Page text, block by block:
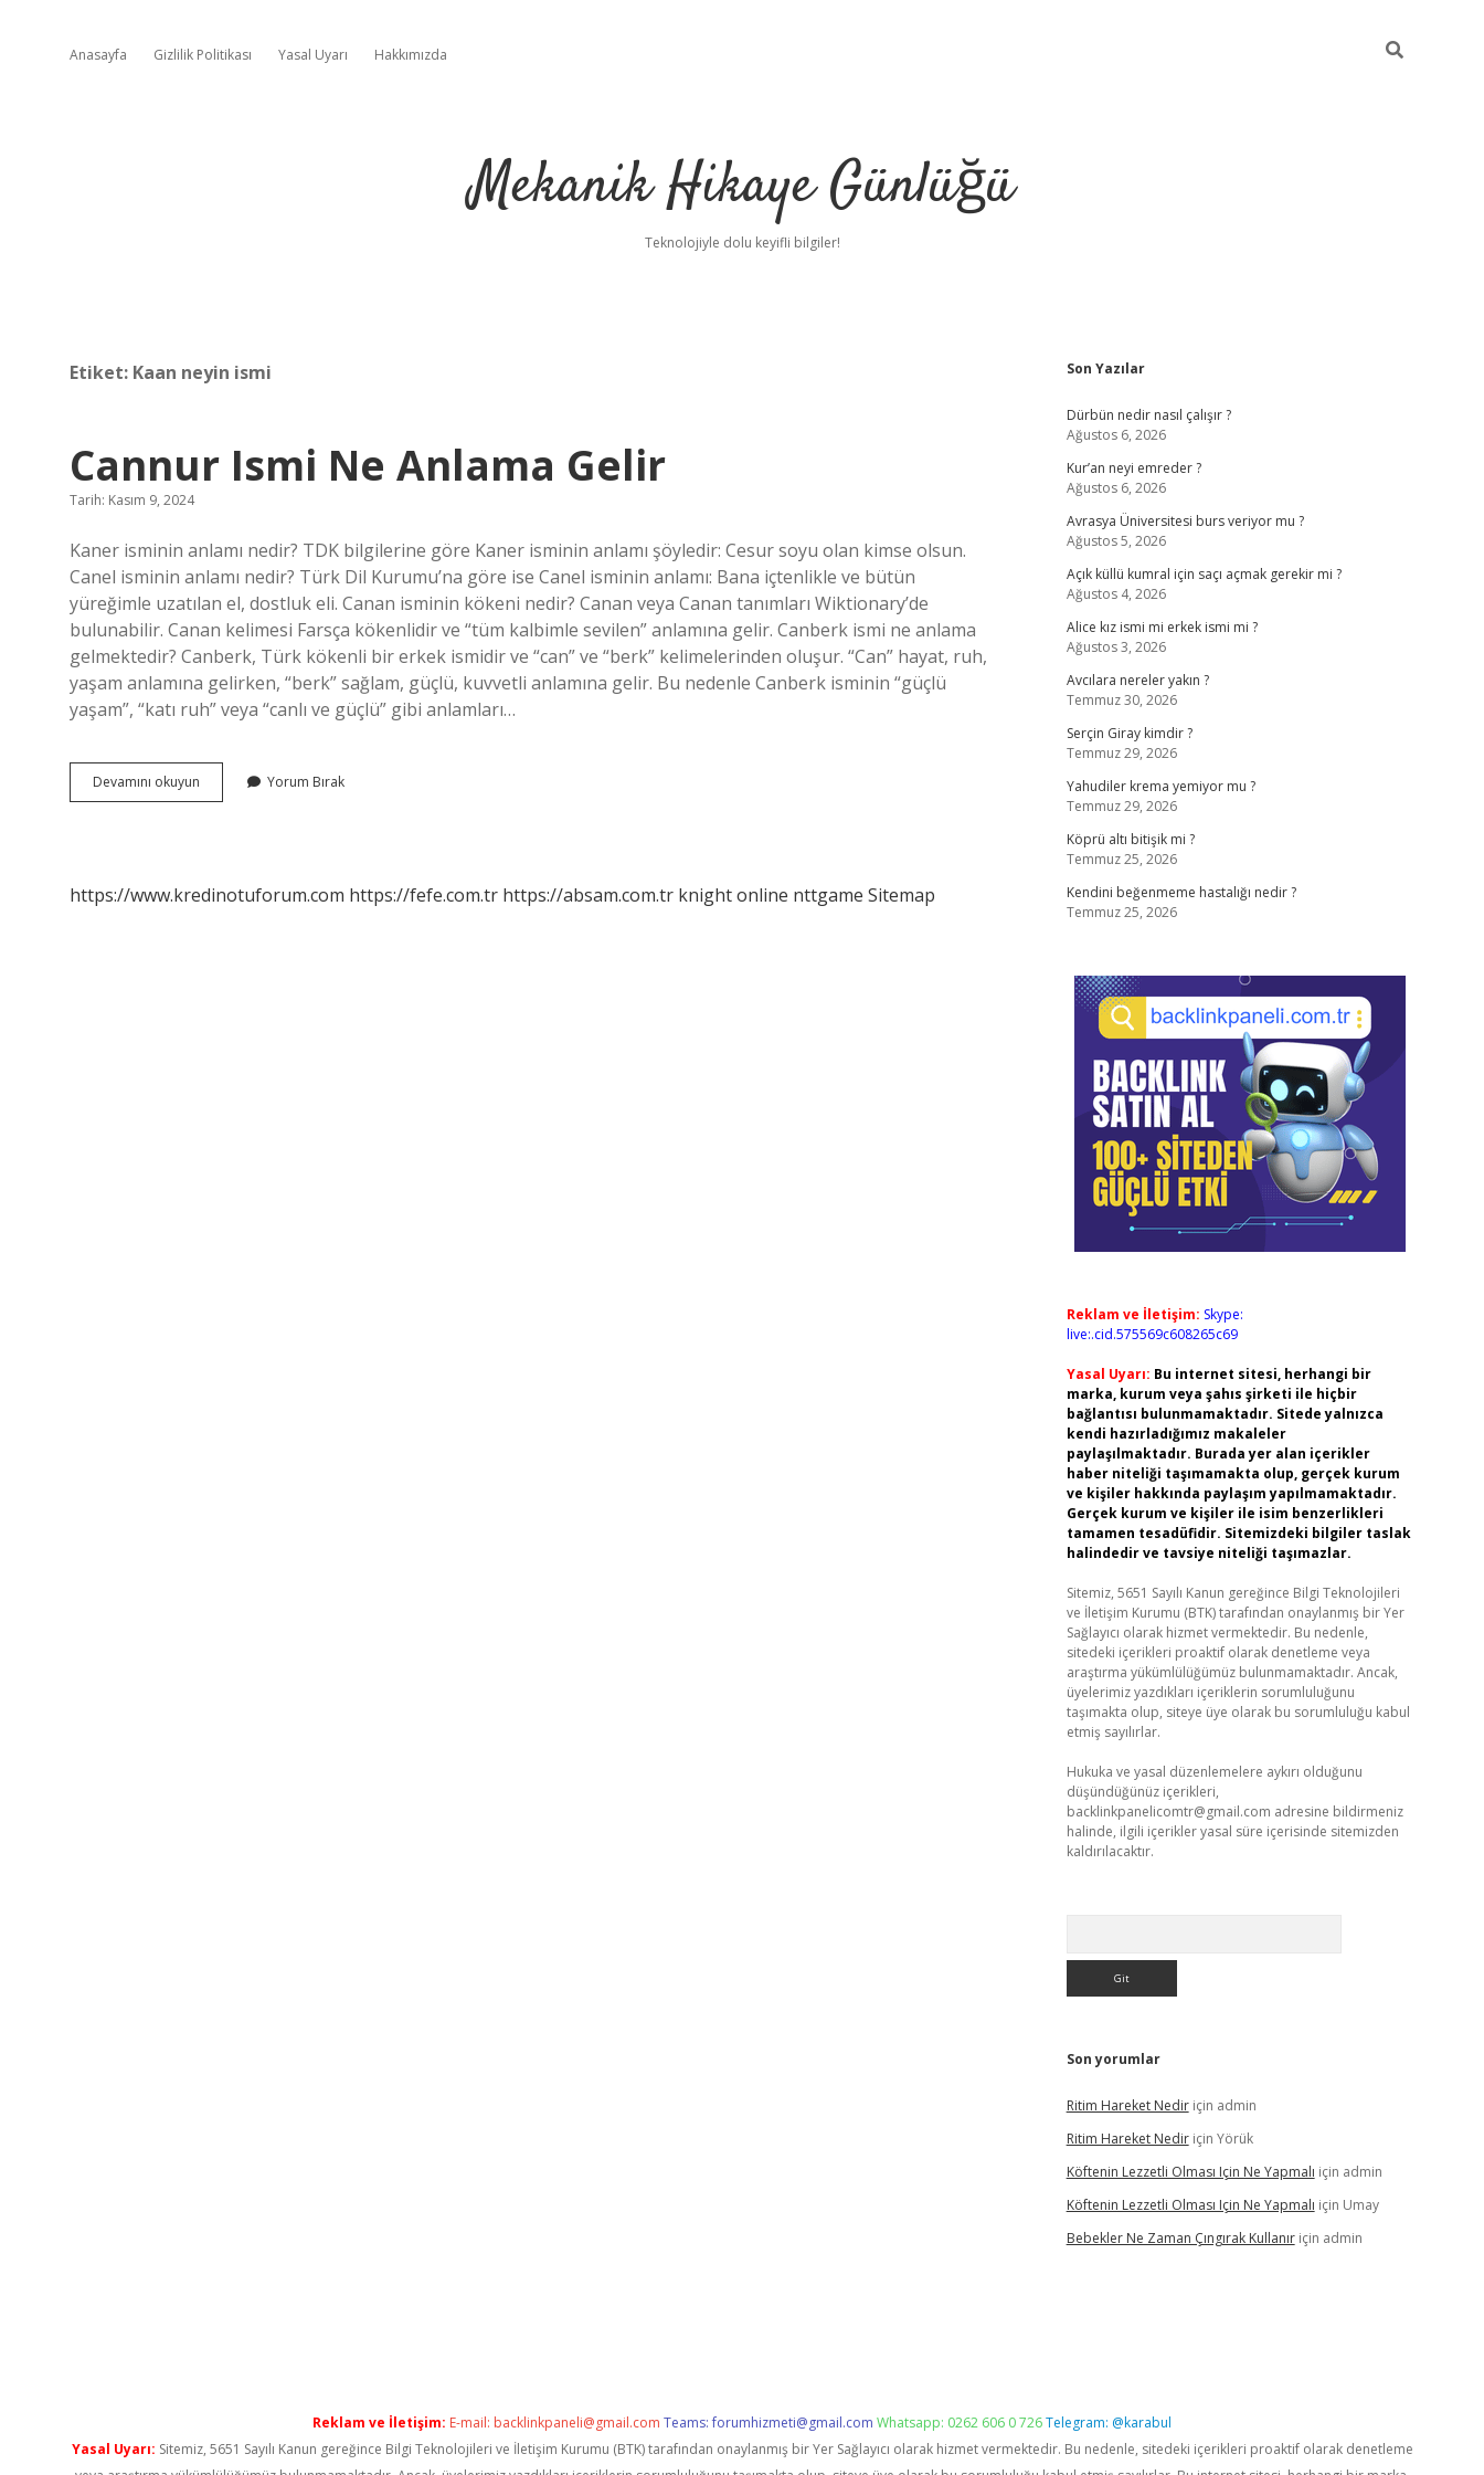
Anasayfa Gizlilik Politikası Yasal Uyarı Hakkımızda
Mekanik Hikaye Günlüğü
Teknolojiyle dolu keyifli bilgiler!
Etiket: Kaan neyin ismi
Cannur Ismi Ne Anlama Gelir
Tarih: Kasım 9, 2024
Kaner isminin anlamı nedir? TDK bilgilerine göre Kaner isminin anlamı şöyledir: Cesur soyu olan kimse olsun.
Canel isminin anlamı nedir? Türk Dil Kurumu’na göre ise Canel isminin anlamı: Bana içtenlikle ve bütün
yüreğimle uzatılan el, dostluk eli. Canan isminin kökeni nedir? Canan veya Canan tanımları Wiktionary’de
bulunabilir. Canan kelimesi Farsça kökenlidir ve “tüm kalbimle sevilen” anlamına gelir. Canberk ismi ne anlama
gelmektedir? Canberk, Türk kökenli bir erkek ismidir ve “can” ve “berk” kelimelerinden oluşur. “Can” hayat, ruh,
yaşam anlamına gelirken, “berk” sağlam, güçlü, kuvvetli anlamına gelir. Bu nedenle Canberk isminin “güçlü
yaşam”, “katı ruh” veya “canlı ve güçlü” gibi anlamları…
Devamını okuyun
Ismi
Yorum Bırak
https://www.kredinotuforum.com https://fefe.com.tr https://absam.com.tr knight online nttgame Sitemap
Sidebar
Son Yazılar
Dürbün nedir nasıl çalışır ?
Ağustos 6, 2026
Kur’an neyi emreder ?
Ağustos 6, 2026
Avrasya Üniversitesi burs veriyor mu ?
Ağustos 5, 2026
Açık küllü kumral için saçı açmak gerekir mi ?
Ağustos 4, 2026
Alice kız ismi mi erkek ismi mi ?
Ağustos 3, 2026
Avcılara nereler yakın ?
Temmuz 30, 2026
Serçin Giray kimdir ?
Temmuz 29, 2026
Yahudiler krema yemiyor mu ?
Temmuz 29, 2026
Köprü altı bitişik mi ?
Temmuz 25, 2026
Kendini beğenmeme hastalığı nedir ?
Temmuz 25, 2026
Reklam ve İletişim: Skype:
live:.cid.575569c608265c69
Yasal Uyarı: Bu internet sitesi, herhangi bir
marka, kurum veya şahıs şirketi ile hiçbir
bağlantısı bulunmamaktadır. Sitede yalnızca
kendi hazırladığımız makaleler
paylaşılmaktadır. Burada yer alan içerikler
haber niteliği taşımamakta olup, gerçek kurum
ve kişiler hakkında paylaşım yapılmamaktadır.
Gerçek kurum ve kişiler ile isim benzerlikleri
tamamen tesadüfidir. Sitemizdeki bilgiler taslak
halindedir ve tavsiye niteliği taşımazlar.
Sitemiz, 5651 Sayılı Kanun gereğince Bilgi Teknolojileri
ve İletişim Kurumu (BTK) tarafından onaylanmış bir Yer
Sağlayıcı olarak hizmet vermektedir. Bu nedenle,
sitedeki içerikleri proaktif olarak denetleme veya
araştırma yükümlülüğümüz bulunmamaktadır. Ancak,
üyelerimiz yazdıkları içeriklerin sorumluluğunu
taşımakta olup, siteye üye olarak bu sorumluluğu kabul
etmiş sayılırlar.
Hukuka ve yasal düzenlemelere aykırı olduğunu
düşündüğünüz içerikleri,
backlinkpanelicomtr@gmail.com adresine bildirmeniz
halinde, ilgili içerikler yasal süre içerisinde sitemizden
kaldırılacaktır.
Son yorumlar
Ritim Hareket Nediriçin admin
Ritim Hareket Nediriçin Yörük
Köftenin Lezzetli Olması Için Ne Yapmalı için admin
Köftenin Lezzetli Olması Için Ne Yapmalı için Umay
Bebekler Ne Zaman Çıngırak Kullanıriçin admin
Reklam ve İletişim: E-mail: backlinkpaneli@gmail.com Teams:forumhizmeti@gmail.com Whatsapp: 0262 606 0 726Telegram: @karabul
Yasal Uyarı: Sitemiz, 5651 Sayılı Kanun gereğince Bilgi Teknolojileri ve İletişim Kurumu (BTK) tarafından onaylanmış bir Yer Sağlayıcı olarak hizmet vermektedir. Bu nedenle, sitedeki içerikleri proaktif olarak denetleme